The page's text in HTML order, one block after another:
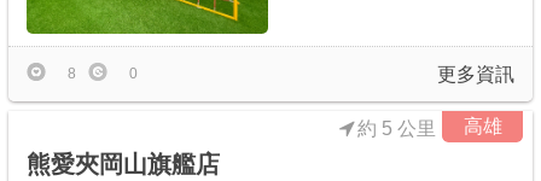
更多資訊
8 0
高雄
約 5 公里
熊愛夾岡山旗艦店